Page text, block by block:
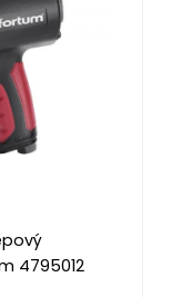
4795012